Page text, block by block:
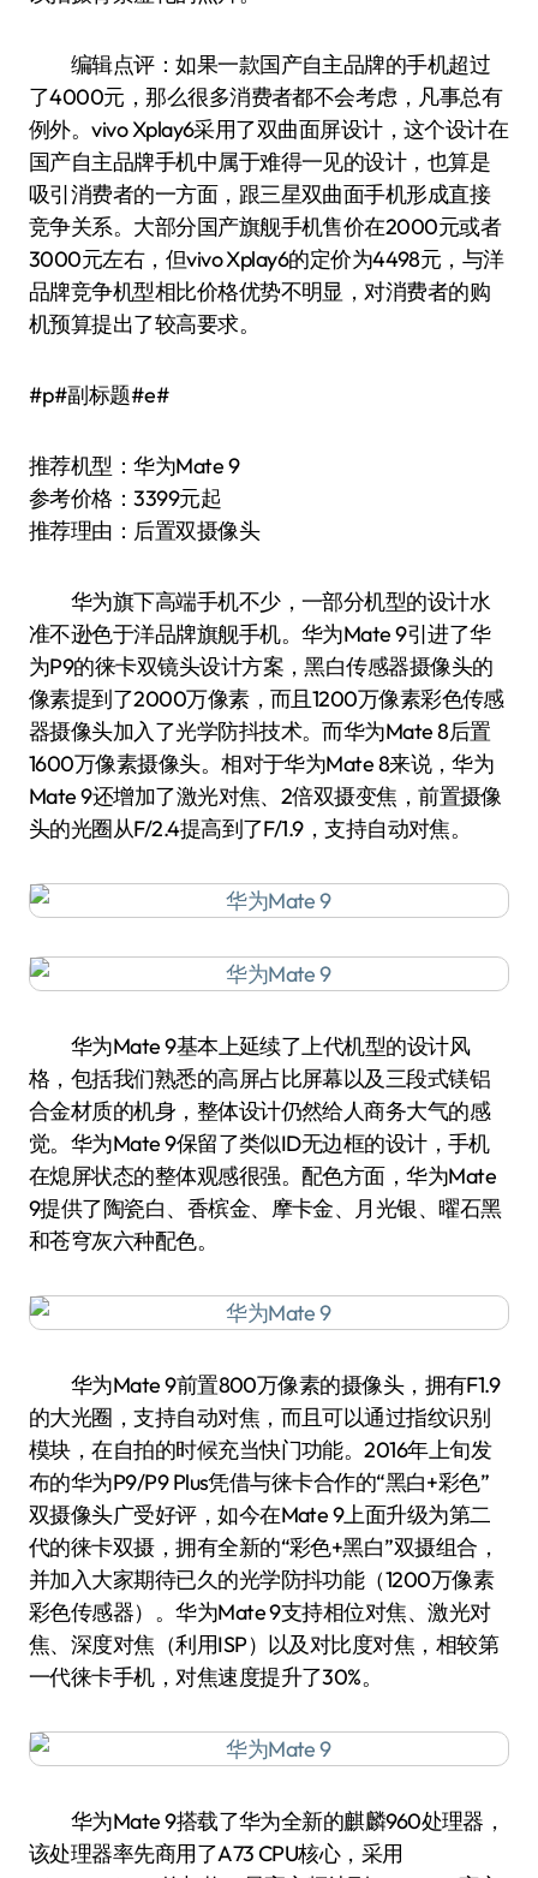
编辑点评：如果一款国产自主品牌的手机超过
了4000元，那么很多消费者都不会考虑，凡事总有
例外。vivo Xplay6采用了双曲面屏设计，这个设计在
国产自主品牌手机中属于难得一见的设计，也算是
吸引消费者的一方面，跟三星双曲面手机形成直接
竞争关系。大部分国产旗舰手机售价在2000元或者
3000元左右，但vivo Xplay6的定价为4498元，与洋
品牌竞争机型相比价格优势不明显，对消费者的购
机预算提出了较高要求。
#p#副标题#e#
推荐机型：华为Mate 9
参考价格：3399元起
推荐理由：后置双摄像头
华为旗下高端手机不少，一部分机型的设计水
准不逊色于洋品牌旗舰手机。华为Mate 9引进了华
为P9的徕卡双镜头设计方案，黑白传感器摄像头的
像素提到了2000万像素，而且1200万像素彩色传感
器摄像头加入了光学防抖技术。而华为Mate 8后置
1600万像素摄像头。相对于华为Mate 8来说，华为
Mate 9还增加了激光对焦、2倍双摄变焦，前置摄像
头的光圈从F/2.4提高到了F/1.9，支持自动对焦。
华为Mate 9基本上延续了上代机型的设计风
格，包括我们熟悉的高屏占比屏幕以及三段式镁铝
合金材质的机身，整体设计仍然给人商务大气的感
觉。华为Mate 9保留了类似ID无边框的设计，手机
在熄屏状态的整体观感很强。配色方面，华为Mate
9提供了陶瓷白、香槟金、摩卡金、月光银、曜石黑
和苍穹灰六种配色。
华为Mate 9前置800万像素的摄像头，拥有F1.9
的大光圈，支持自动对焦，而且可以通过指纹识别
模块，在自拍的时候充当快门功能。2016年上旬发
布的华为P9/P9 Plus凭借与徕卡合作的“黑白+彩色”
双摄像头广受好评，如今在Mate 9上面升级为第二
代的徕卡双摄，拥有全新的“彩色+黑白”双摄组合，
并加入大家期待已久的光学防抖功能（1200万像素
彩色传感器）。华为Mate 9支持相位对焦、激光对
焦、深度对焦（利用ISP）以及对比度对焦，相较第
一代徕卡手机，对焦速度提升了30%。
华为Mate 9搭载了华为全新的麒麟960处理器，
该处理器率先商用了A73 CPU核心，采用